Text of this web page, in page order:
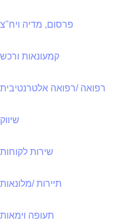
פרסום, מדיה ויח"צ
קמעונאות ורכש
רפואה /רפואה אלטרנטיבית
שיווק
שירות לקוחות
תיירות /מלונאות
תעופה וימאות